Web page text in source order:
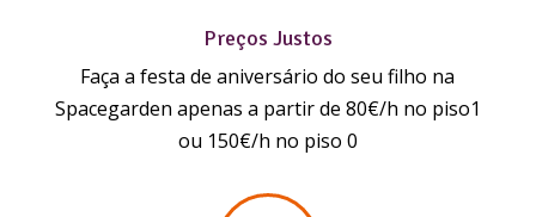
Preços Justos
Faça a festa de aniversário do seu filho na
Spacegarden apenas a partir de 80€/h no piso1
ou 150€/h no piso 0